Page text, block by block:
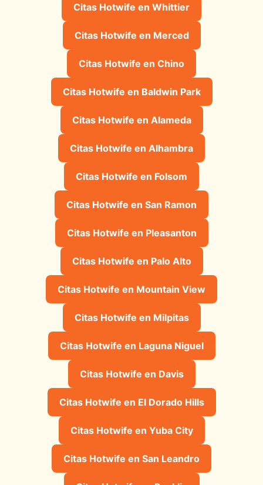
Citas Hotwife en Whittier
Citas Hotwife en Merced
Citas Hotwife en Chino
Citas Hotwife en Baldwin Park
Citas Hotwife en Alameda
Citas Hotwife en Alhambra
Citas Hotwife en Folsom
Citas Hotwife en San Ramon
Citas Hotwife en Pleasanton
Citas Hotwife en Palo Alto
Citas Hotwife en Mountain View
Citas Hotwife en Milpitas
Citas Hotwife en Laguna Niguel
Citas Hotwife en Davis
Citas Hotwife en El Dorado Hills
Citas Hotwife en Yuba City
Citas Hotwife en San Leandro